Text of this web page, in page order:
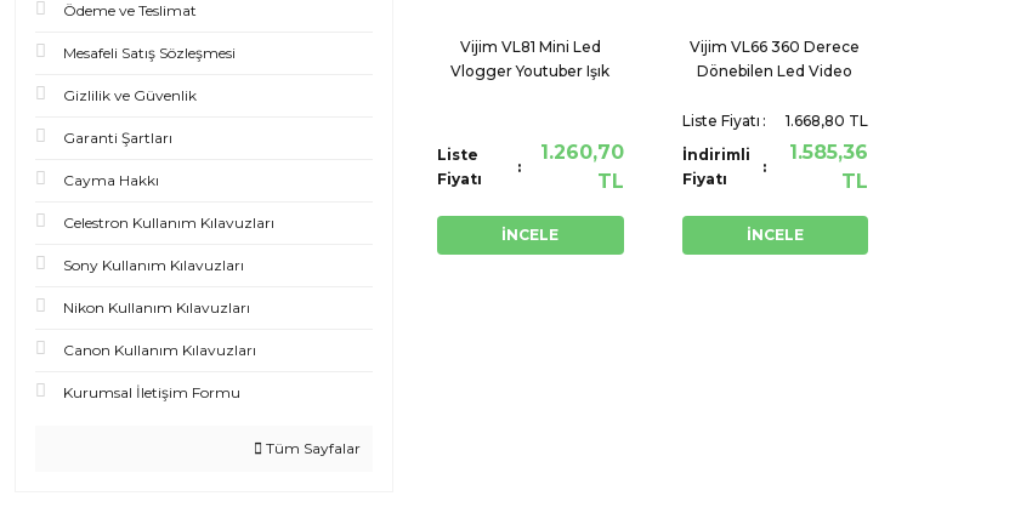
Ödeme ve Teslimat
Mesafeli Satış Sözleşmesi
Gizlilik ve Güvenlik
Garanti Şartları
Cayma Hakkı
Celestron Kullanım Kılavuzları
Sony Kullanım Kılavuzları
Nikon Kullanım Kılavuzları
Canon Kullanım Kılavuzları
Kurumsal İletişim Formu
Tüm Sayfalar
Vijim VL81 Mini Led
Vlogger Youtuber Işık
Liste
Fiyatı
1.260,70
TL
İNCELE
Vijim VL66 360 Derece
Dönebilen Led Video
Liste Fiyatı
1.668,80 TL
İndirimli
Fiyatı
1.585,36
TL
İNCELE